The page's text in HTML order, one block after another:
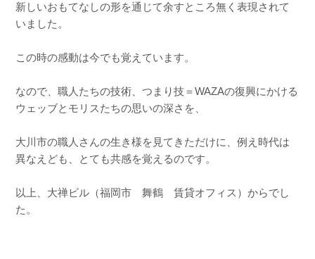
新しいおもてなしの形を通じて余すところ無く表現されて
いました。
この時の感動は今でも覚えています。
なので、職人たちの技術、つまり技＝WAZAの復興にかける
ウェッブとモリスたちの思いの深さを、
大川市の職人さんの生き様を見てきただけに、例え時代は
異なえども、とても共感を覚えるのです。
以上、大禅ビル（福岡市 舞鶴 賃貸オフィス）からでし
た。